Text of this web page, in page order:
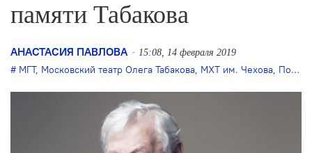
памяти Табакова
АНАСТАСИЯ ПАВЛОВА 15:08, 14 февраля 2019
МГТ, Московский театр Олега Табакова, МХТ им. Чехова, Подмосковная афиша московских театров